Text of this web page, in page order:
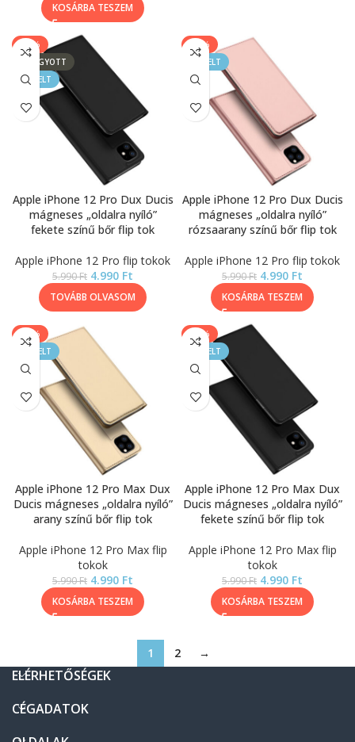
KOSÁRBA TESZEM
-17%
ELFOGYOTT
KIEMELT
Apple iPhone 12 Pro Dux Ducis
mágneses „oldalra nyíló”
fekete színű bőr flip tok
Apple iPhone 12 Pro flip tokok
5.990Ft 4.990 Ft
TOVÁBB OLVASOM
-17%
KIEMELT
Apple iPhone 12 Pro Dux Ducis
mágneses „oldalra nyíló”
rózsaarany színű bőr flip tok
Apple iPhone 12 Pro flip tokok
5.990Ft 4.990 Ft
KOSÁRBA TESZEM
-17%
KIEMELT
Apple iPhone 12 Pro Max Dux
Ducis mágneses „oldalra nyíló”
arany színű bőr flip tok
Apple iPhone 12 Pro Max flip
tokok
5.990Ft 4.990 Ft
KOSÁRBA TESZEM
-17%
KIEMELT
Apple iPhone 12 Pro Max Dux
Ducis mágneses „oldalra nyíló”
fekete színű bőr flip tok
Apple iPhone 12 Pro Max flip
tokok
5.990Ft 4.990 Ft
KOSÁRBA TESZEM
1 2 →
ELÉRHETŐSÉGEK
CÉGADATOK